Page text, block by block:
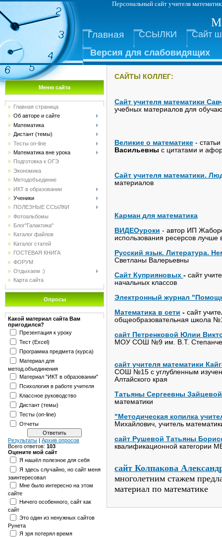
Персональный сайт учителя
Главная ССЫЛКИ
Сайт
Версия для слабовидящих
Меню сайта
Главная страница
Об авторе и сайте
Математика
Дистант (темы)
Тесты on-line
Математика вне урока
Подготовка к ОГЭ
Экономика
Методобъединие
ИКТ в образовании
Ученики
ПОЛЕЗНЫЕ ССЫЛКИ
Фотоальбомы
Блог"Галактика"
Каталог файлов
Каталог статей
ГОСТЕВАЯ КНИГА
ФОРУМ
Отдыхаем :)
Карта сайта
Опросы
Какой материал сайта Вам
пригодился?
Презентация к уроку
Тест (Excel)
Программа предмета (курса)
Материал для
метод.объединения
Материал "ИКТ в образовании"
Психология в работе учителя
Классное руководство
Дистант (темы)
Тесты (on-line)
Отчеты
Результаты | Архив опросов
Всего ответов: 103
Оцените мой сайт
Я нашёл полезное для себя
Я здесь случайно, но сайт меня
заинтересовал
Мне было интересно на этом
сайте
Ничего особенного, сайт как
сайт
Это один из ненужных сайтов
Рунета
Я зря потерял время
САЙТЫ КОЛЛЕГ:
Сайт учителя математики
учебных материалов для
Великие о математике -
Васильевны с цитатами и
Сайт учителя математики.
материалов
Карман для математика
ВИДЕОуроки - автор ИП
использования ресерсов лучше
Русский язык. Литература.
Светланы Валерьевны
Сайт Куприяновых - сайт
начальных классов
Электронный журнал
Математика в сети - сайт
общеобразовательная школа
сайт Петренковой Юлии
МОУ СОШ №9 им. В.Т.
сайт учителя математики
СОШ №15 с углубленным
Алтайского края
Татьяны Сергеевны Зайцевой
математики
"Методическая копилка
Михайлович, учитель
сайт Рушевой Татьяны
квалификационной категории
сайт Колпакова
многолетним стажем
материал по математике